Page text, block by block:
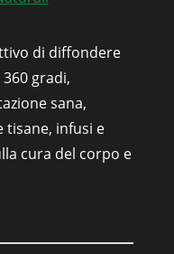
di diffondere
gradi,
sana,
infusi e
cura del corpo e